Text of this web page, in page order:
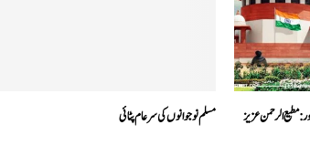
مطیع الرحمن عزیز مسلم نوجوانوں کی سرعام پٹائی